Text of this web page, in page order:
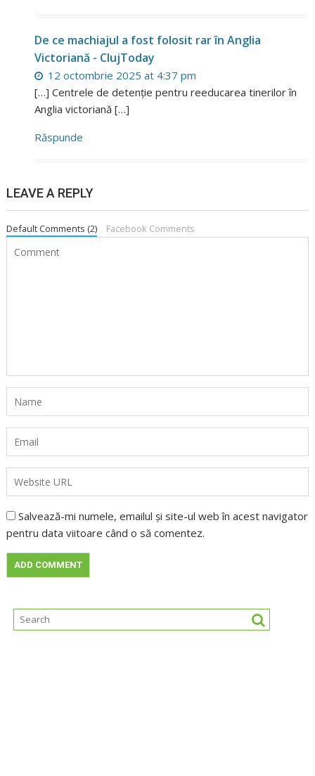
De ce machiajul a fost folosit rar în Anglia
Victoriană - ClujToday
12 octombrie 2025 at 4:37 pm
[…] Centrele de detenție pentru reeducarea tinerilor în
Anglia victoriană […]
Răspunde
LEAVE A REPLY
Default Comments (2) Facebook Comments
Salvează-mi numele, emailul și site-ul web în acest navigator
pentru data viitoare când o să comentez.